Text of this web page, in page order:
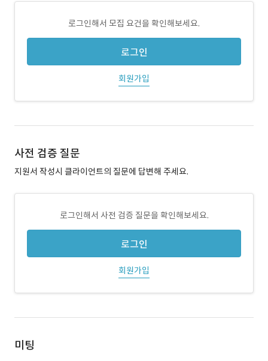
로그인해서 모집 요건을 확인해보세요.
로그인
회원가입
사전 검증 질문
지원서 작성시 클라이언트의 질문에 답변해 주세요.
로그인해서 사전 검증 질문을 확인해보세요.
로그인
회원가입
미팅